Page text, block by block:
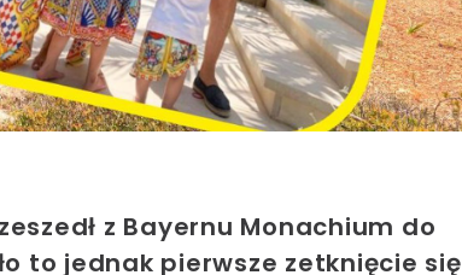
z Bayernu Monachium do
to jednak pierwsze zetknięcie się